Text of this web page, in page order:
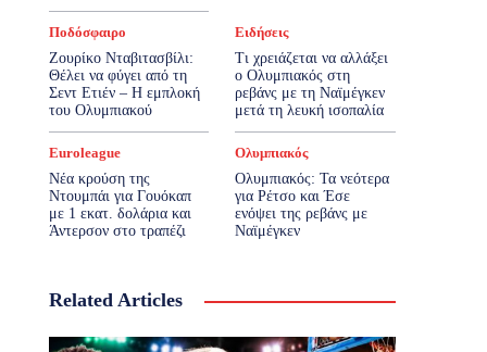
Ποδόσφαιρο
Ζουρίκο Νταβιτασβίλι:
Θέλει να φύγει από τη
Σεντ Ετιέν – Η εμπλοκή
του Ολυμπιακού
Ειδήσεις
Τι χρειάζεται να αλλάξει
ο Ολυμπιακός στη
ρεβάνς με τη Ναϊμέγκεν
μετά τη λευκή ισοπαλία
Euroleague
Νέα κρούση της
Ντουμπάι για Γουόκαπ
με 1 εκατ. δολάρια και
Άντερσον στο τραπέζι
Ολυμπιακός
Ολυμπιακός: Τα νεότερα
για Ρέτσο και Έσε
ενόψει της ρεβάνς με
Ναϊμέγκεν
Related Articles